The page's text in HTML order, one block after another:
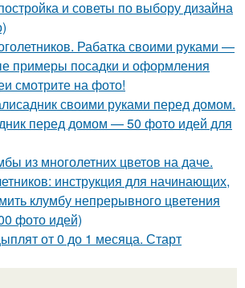
и советы по выбору дизайна
Рабатка своими руками —
примеры посадки и оформления
смотрите на фото!
своими руками перед домом.
перед домом — 50 фото идей для
из многолетних цветов на даче.
инструкция для начинающих,
клумбу непрерывного цветения
фото идей)
от 0 до 1 месяца. Старт